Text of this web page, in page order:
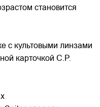
становится
с культовыми линзами
карточкой C.P.